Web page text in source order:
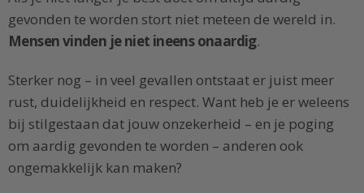
gevonden te worden stort niet meteen de wereld in.
Mensen vinden je niet ineens onaardig.
Sterker nog – in veel gevallen ontstaat er juist meer
rust, duidelijkheid en respect. Want heb je er weleens
bij stilgestaan dat jouw onzekerheid – en je poging
om aardig gevonden te worden – anderen ook
ongemakkelijk kan maken?